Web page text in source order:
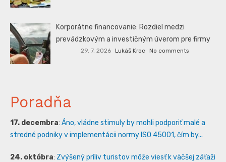
Korporátne financovanie: Rozdiel medzi
prevádzkovým a investičným úverom pre firmy
29. 7. 2026 Lukáš Kroc No comments
Poradňa
17. decembra: Áno, vládne stimuly by mohli podporiť malé a
stredné podniky v implementácii normy ISO 45001, čím by...
24. októbra: Zvýšený príliv turistov môže viesť k väčšej záťaži